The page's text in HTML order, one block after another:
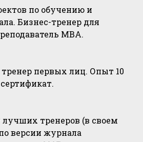
по обучению и
Бизнес-тренер для
МВА.
первых лиц. Опыт 10
тренеров (в своем
версии журнала